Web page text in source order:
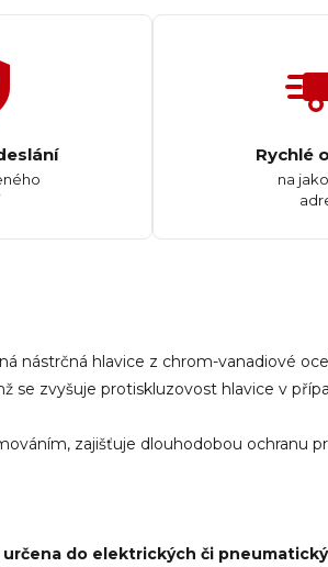
Rychlé
na
nástrčná hlavice z chrom-vanadiové
se zvyšuje protiskluzovost hlavice v
zajišťuje dlouhodobou ochranu
do elektrických či